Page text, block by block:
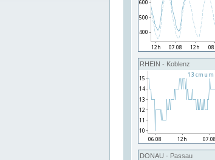
RHEIN - Koblenz
DONAU - Passau